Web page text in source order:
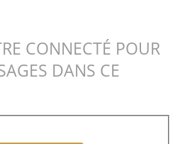
CONNECTÉ POUR
DANS CE